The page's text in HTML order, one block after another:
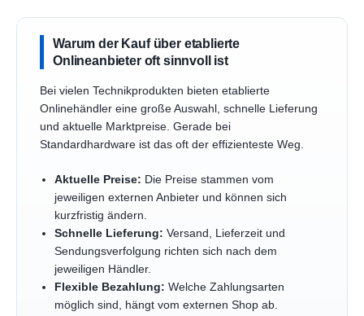
Warum der Kauf über etablierte
Onlineanbieter oft sinnvoll ist
Bei vielen Technikprodukten bieten etablierte
Onlinehändler eine große Auswahl, schnelle Lieferung
und aktuelle Marktpreise. Gerade bei
Standardhardware ist das oft der effizienteste Weg.
Aktuelle Preise: Die Preise stammen vom
jeweiligen externen Anbieter und können sich
kurzfristig ändern.
Schnelle Lieferung: Versand, Lieferzeit und
Sendungsverfolgung richten sich nach dem
jeweiligen Händler.
Flexible Bezahlung: Welche Zahlungsarten
möglich sind, hängt vom externen Shop ab.